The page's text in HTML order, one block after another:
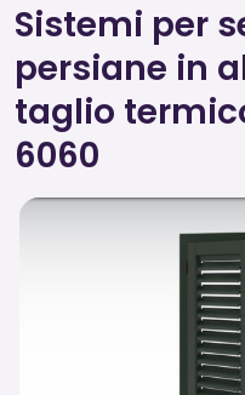
Sistemi per
persiane in
taglio
6060